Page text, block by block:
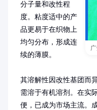
分子量和改性程
度。粘度适中的产
品更易于在织物上
均匀分布，形成连
续的薄膜。
其溶解性因改性基团而
需溶于有机溶剂。在实
便，已成为市场主流。